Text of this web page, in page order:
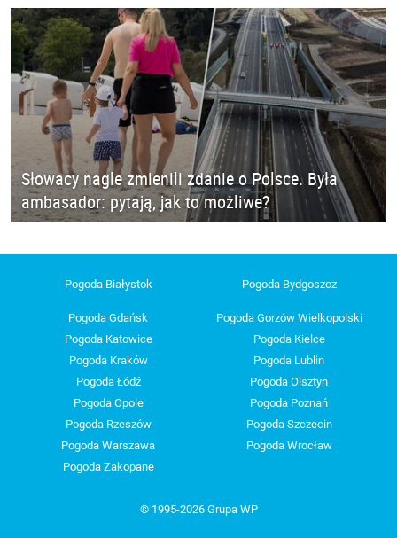
Słowacy nagle zmienili zdanie o Polsce. Była
ambasador: pytają, jak to możliwe?
Pogoda Białystok Pogoda Bydgoszcz
Pogoda Gdańsk
Pogoda Gorzów Wielkopolski
Pogoda Katowice
Pogoda Kielce
Pogoda Kraków
Pogoda Lublin
Pogoda Łódź
Pogoda Olsztyn
Pogoda Opole
Pogoda Poznań
Pogoda Rzeszów
Pogoda Szczecin
Pogoda Warszawa
Pogoda Wrocław
Pogoda Zakopane
© 1995-2026 Grupa WP